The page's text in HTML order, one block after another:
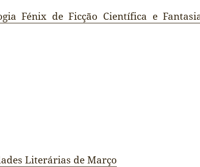
Fénix de Ficção Científica e
Literárias de Março